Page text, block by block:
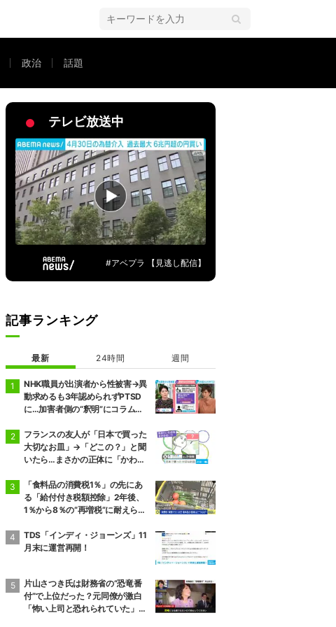
政治 話題
テレビ放送中
#アベプラ 【見逃し配信】
記事ランキング
最新 24時間 週間
NHK職員が出演者から性被害→異
動求めるも3年認められずPTSD
に…加害者側の“釈明”にコラムニ
織体制の問題点も指摘
フランスの友人が「日本で買った
大切なお皿」→「どこの？」と聞
いたら…まさかの正体に「かわい
「食料品の消費税1％」の先にあ
る「給付付き税額控除」2年後、
1％から8％の“再増税”に耐えられ
形で中低所得層をカバーする」
TDS「インディ・ジョーンズ」11
月末に運営再開！
片山さつき氏は財務省の“恐竜番
付”で上位だった？元同僚が激白
「怖い上司と恐れられていた」